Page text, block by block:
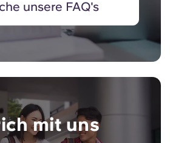
unsere FAQ's
mit uns